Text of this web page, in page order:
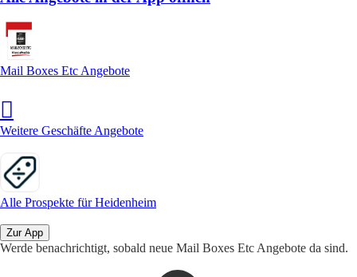
Mail Boxes Etc Angebote
Weitere Geschäfte Angebote
Alle Prospekte für Heidenheim
Zur App
Werde benachrichtigt, sobald neue Mail Boxes Etc Angebote da sind.